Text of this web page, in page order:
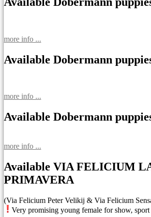
more info ...
Available Dobermann
more info ...
Available Dobermann
more info ...
Available VIA FELICIUM
PRIMAVERA
(Via Felicium Peter Velikij & Via Felicium
Very promising young female for show, sport